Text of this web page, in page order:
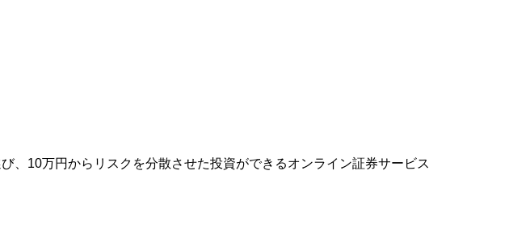
、10万円からリスクを分散させた投資ができるオンライン証券サービス